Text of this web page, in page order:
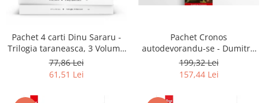
Sociologie si filozofie
Pachet 4 carti Dinu Sararu -
Trilogia taraneasca, 3 Volume
+ Am onoarea, domnule
colonel!
77,86 Lei
61,51 Lei
Pachet Cronos
autodevorandu-se - Dumitru
Popescu (6 volume)
199,32 Lei
157,44 Lei